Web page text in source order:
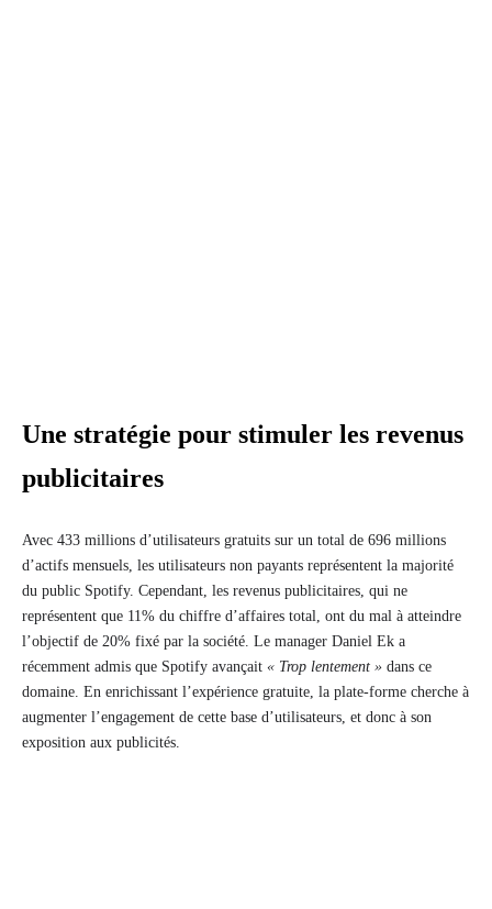
Une stratégie pour stimuler les revenus
publicitaires
Avec 433 millions d’utilisateurs gratuits sur un total de 696 millions
d’actifs mensuels, les utilisateurs non payants représentent la majorité
du public Spotify. Cependant, les revenus publicitaires, qui ne
représentent que 11% du chiffre d’affaires total, ont du mal à atteindre
l’objectif de 20% fixé par la société. Le manager Daniel Ek a
récemment admis que Spotify avançait « Trop lentement » dans ce
domaine. En enrichissant l’expérience gratuite, la plate-forme cherche à
augmenter l’engagement de cette base d’utilisateurs, et donc à son
exposition aux publicités.